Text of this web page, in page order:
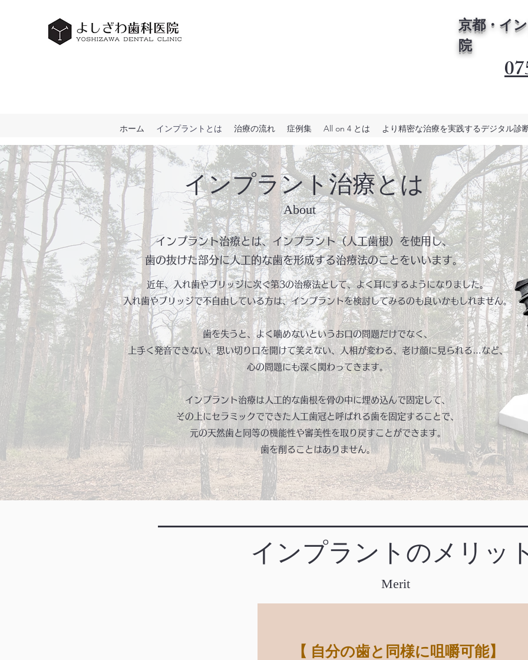
京都・イ
院
ホーム インプラントとは 治療の流れ 症例集 All on 4 とは より精密な治療を実践するデジタル診
​​インプラント治療とは
About
インプラント治療とは、インプラント（人工歯根）を使用し、
歯の抜けた部分に人工的な歯を形成する治療法のことをいいます。
近年、入れ歯やブリッジに次ぐ第3の治療法として、よく耳にするようになりました。
入れ歯やブリッジで不自由している方は、インプラントを検討してみるのも良いかもしれません。
歯を失うと、よく噛めないというお口の問題だけでなく、
上手く発音できない、思い切り口を開けて笑えない、人相が変わる、老け顔に見られる…など、
心の問題にも深く関わってきます。
インプラント治療は人工的な歯根を骨の中に埋め込んで固定して、
その上にセラミックでできた人工歯冠と呼ばれる歯を固定することで、
元の天然歯と同等の機能性や審美性を取り戻すことができます。
歯を削ることはありません。
インプラントのメリッ
Merit
【 自分の歯と同様に咀嚼可能】